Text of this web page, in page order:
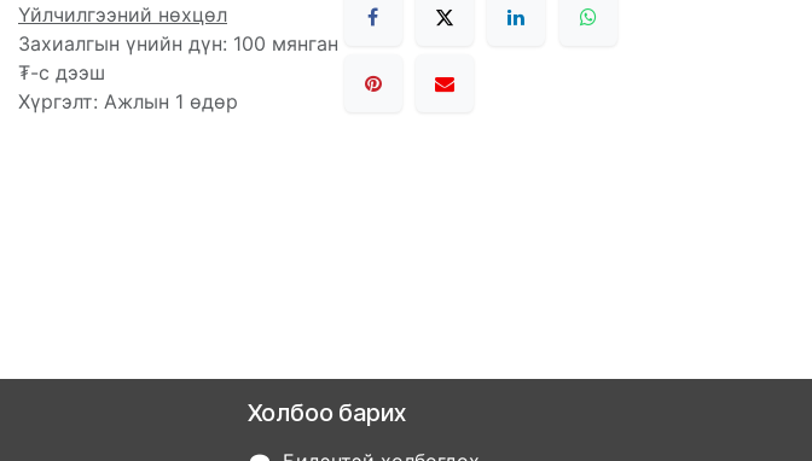
Үйлчилгээний нөхцөл
Захиалгын үнийн дүн: 100 мянган
₮-с дээш
Хүргэлт: Ажлын 1 өдөр
Холбоо барих